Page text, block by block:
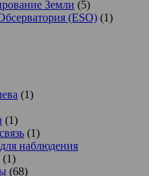
Земли (5)
(ESO) (1)
(1)
(1)
(1)
наблюдения
(1)
(68)